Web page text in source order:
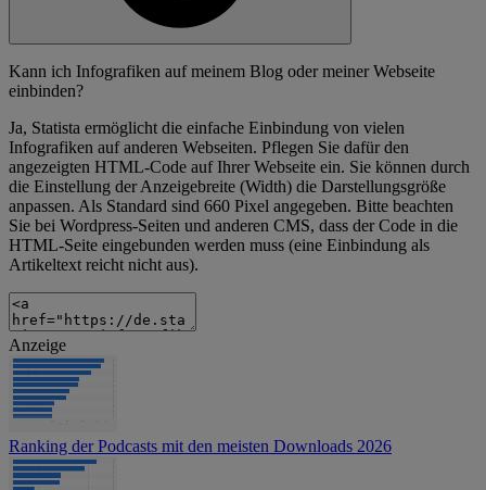
Kann ich Infografiken auf meinem Blog oder meiner Webseite
einbinden?
Ja, Statista ermöglicht die einfache Einbindung von vielen
Infografiken auf anderen Webseiten. Pflegen Sie dafür den
angezeigten HTML-Code auf Ihrer Webseite ein. Sie können durch
die Einstellung der Anzeigebreite (Width) die Darstellungsgröße
anpassen. Als Standard sind 660 Pixel angegeben. Bitte beachten
Sie bei Wordpress-Seiten und anderen CMS, dass der Code in die
HTML-Seite eingebunden werden muss (eine Einbindung als
Artikeltext reicht nicht aus).
Anzeige
Ranking der Podcasts mit den meisten Downloads 2026